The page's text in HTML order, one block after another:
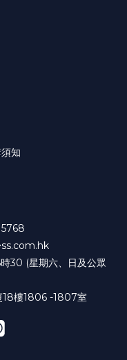
知
30 (星期六、日及公眾
18樓1806 -1807室